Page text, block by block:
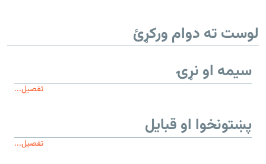
لوست ته دوام ورکړئ
سیمه او نړۍ
تفصیل...
پښتونخوا او قبایل
تفصیل...